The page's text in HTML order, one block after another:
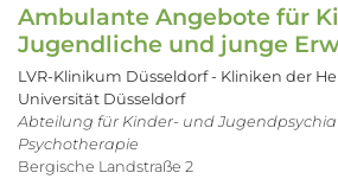
Ambulante Angebote für
Jugendliche und junge
LVR-Klinikum Düsseldorf - Kliniken der
Universität Düsseldorf
Abteilung für Kinder- und
Psychotherapie
Bergische Landstraße 2